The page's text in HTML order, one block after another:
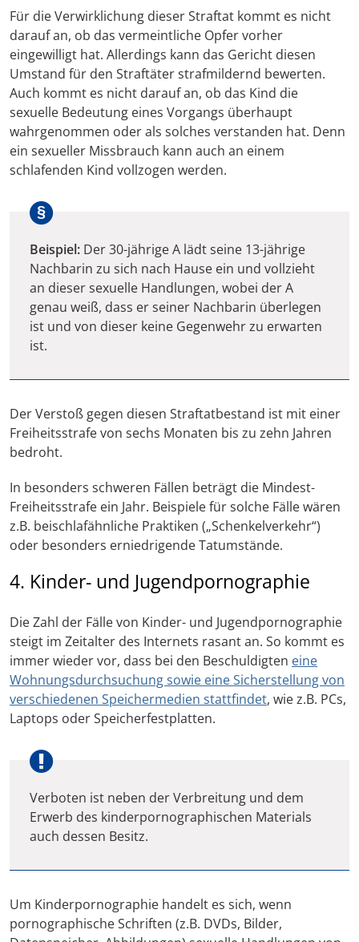
Für die Verwirklichung dieser Straftat kommt es nicht
darauf an, ob das vermeintliche Opfer vorher
eingewilligt hat. Allerdings kann das Gericht diesen
Umstand für den Straftäter strafmildernd bewerten.
Auch kommt es nicht darauf an, ob das Kind die
sexuelle Bedeutung eines Vorgangs überhaupt
wahrgenommen oder als solches verstanden hat. Denn
ein sexueller Missbrauch kann auch an einem
schlafenden Kind vollzogen werden.
Beispiel: Der 30-jährige A lädt seine 13-jährige
Nachbarin zu sich nach Hause ein und vollzieht
an dieser sexuelle Handlungen, wobei der A
genau weiß, dass er seiner Nachbarin überlegen
ist und von dieser keine Gegenwehr zu erwarten
ist.
Der Verstoß gegen diesen Straftatbestand ist mit einer
Freiheitsstrafe von sechs Monaten bis zu zehn Jahren
bedroht.
In besonders schweren Fällen beträgt die Mindest-
Freiheitsstrafe ein Jahr. Beispiele für solche Fälle wären
z.B. beischlafähnliche Praktiken („Schenkelverkehr“)
oder besonders erniedrigende Tatumstände.
4. Kinder- und Jugendpornographie
Die Zahl der Fälle von Kinder- und Jugendpornographie
steigt im Zeitalter des Internets rasant an. So kommt es
immer wieder vor, dass bei den Beschuldigten eine
Wohnungsdurchsuchung sowie eine Sicherstellung von
verschiedenen Speichermedien stattfindet, wie z.B. PCs,
Laptops oder Speicherfestplatten.
Verboten ist neben der Verbreitung und dem
Erwerb des kinderpornographischen Materials
auch dessen Besitz.
Um Kinderpornographie handelt es sich, wenn
pornographische Schriften (z.B. DVDs, Bilder,